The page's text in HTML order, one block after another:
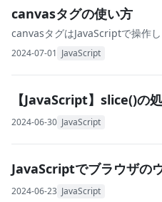
canvasタグの使い方
canvasタグはJavaScriptで操作し
2024-07-01 JavaScript
【JavaScript】slice()の
2024-06-30 JavaScript
JavaScriptでブラウザの
2024-06-23 JavaScript